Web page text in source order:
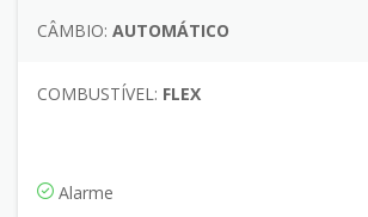
CÂMBIO: AUTOMÁTICO
COMBUSTÍVEL: FLEX
Alarme